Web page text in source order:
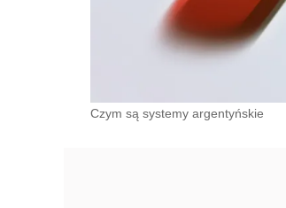
Czym są systemy argentyńskie